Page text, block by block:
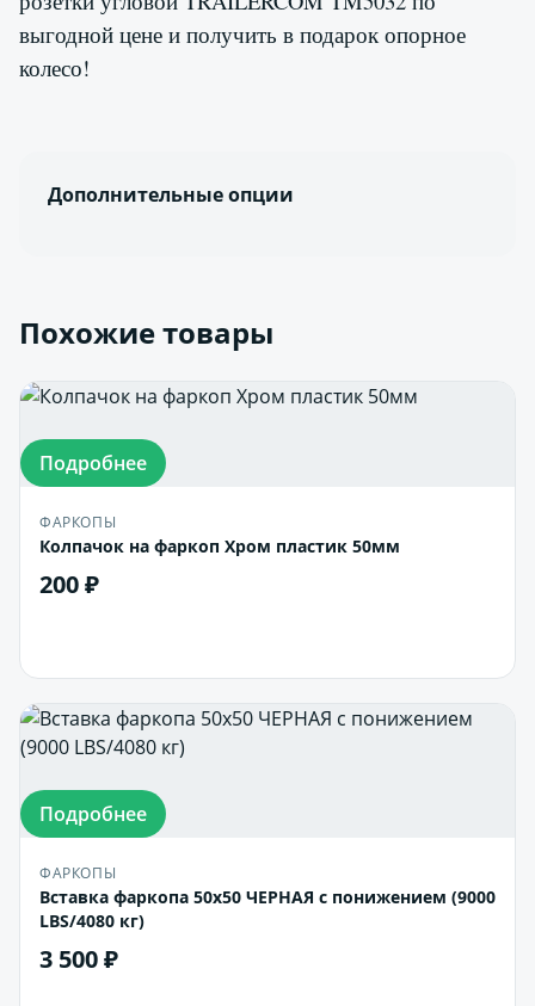
выгодной цене и получить в подарок опорное
колесо!
Дополнительные опции
Похожие товары
Подробнее
ФАРКОПЫ
Колпачок на фаркоп Хром пластик 50мм
200 ₽
Подробнее
ФАРКОПЫ
Вставка фаркопа 50х50 ЧЕРНАЯ с понижением (9000
LBS/4080 кг)
3 500 ₽